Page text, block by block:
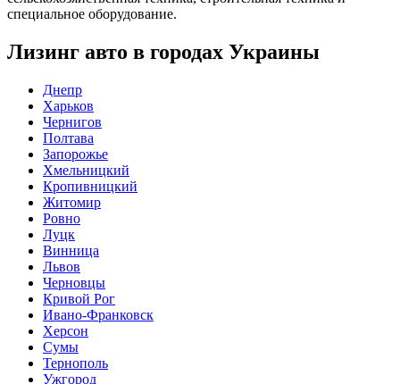
специальное оборудование.
Лизинг авто в городах Украины
Днепр
Харьков
Чернигов
Полтава
Запорожье
Хмельницкий
Кропивницкий
Житомир
Ровно
Луцк
Винница
Львов
Черновцы
Кривой Рог
Ивано-Франковск
Херсон
Сумы
Тернополь
Ужгород